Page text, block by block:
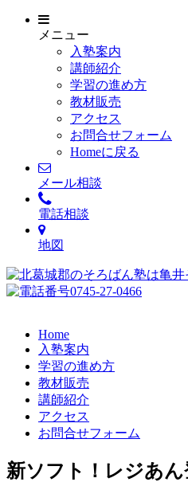
メニュー
入塾案内
講師紹介
学習の進め方
教材販売
アクセス
お問合せフォーム
Homeに戻る
メール相談
電話相談
地図
Home
入塾案内
学習の進め方
教材販売
講師紹介
アクセス
お問合せフォーム
新ソフト！レジあん